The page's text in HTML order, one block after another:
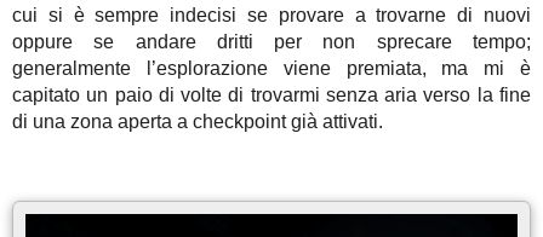
cui si è sempre indecisi se provare a trovarne di nuovi
oppure se andare dritti per non sprecare tempo;
generalmente l’esplorazione viene premiata, ma mi è
capitato un paio di volte di trovarmi senza aria verso la fine
di una zona aperta a checkpoint già attivati.